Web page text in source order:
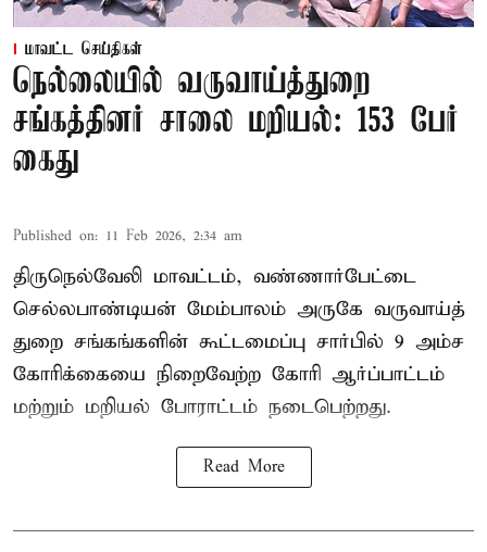
மாவட்ட செய்திகள்
நெல்லையில் வருவாய்த்துறை
சங்கத்தினர் சாலை மறியல்: 153 பேர்
கைது
Published on: 11 Feb 2026, 2:34 am
திருநெல்வேலி மாவட்டம், வண்ணார்பேட்டை
செல்லபாண்டியன் மேம்பாலம் அருகே வருவாய்த்
துறை சங்கங்களின் கூட்டமைப்பு சார்பில் 9 அம்ச
கோரிக்கையை நிறைவேற்ற கோரி ஆர்ப்பாட்டம்
மற்றும் மறியல் போராட்டம் நடைபெற்றது.
Read More